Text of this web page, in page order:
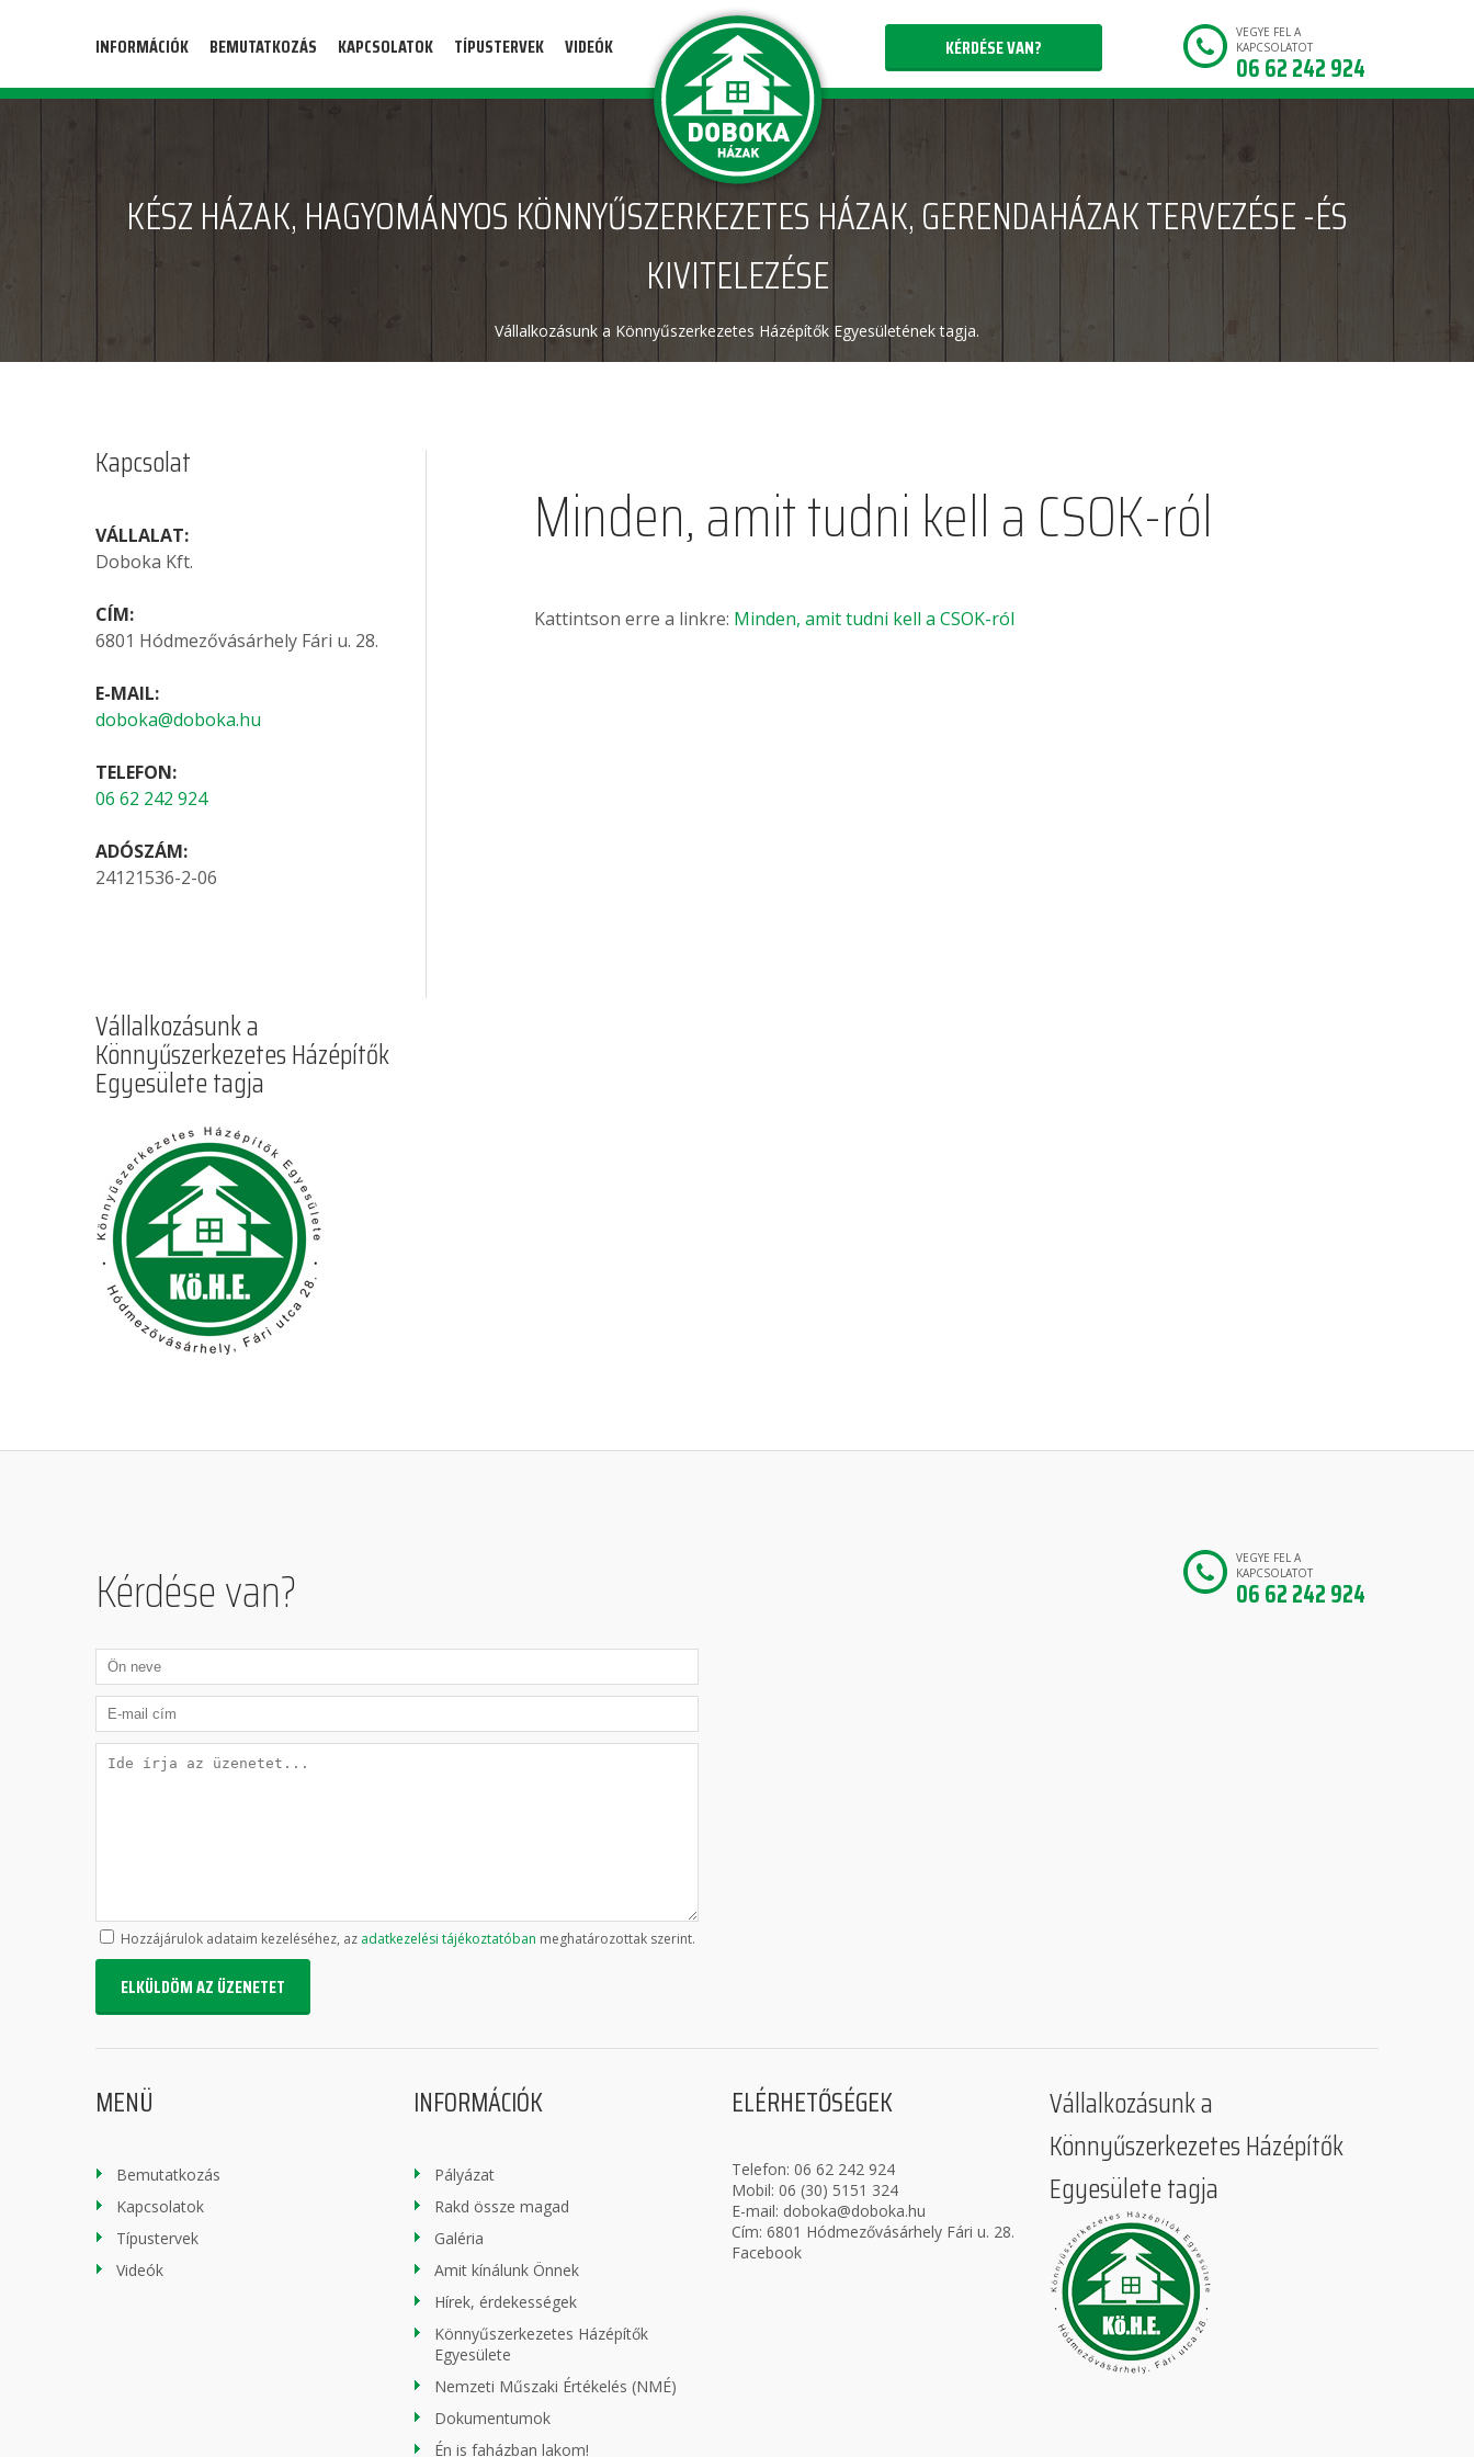
KÉRDÉSE VAN?
VEGYE FEL A
KAPCSOLATOT
06 62 242 924
INFORMÁCIÓK BEMUTATKOZÁS KAPCSOLATOK TÍPUSTERVEK VIDEÓK
KÉSZ HÁZAK, HAGYOMÁNYOS KÖNNYŰSZERKEZETES HÁZAK, GERENDAHÁZAK TERVEZÉSE -ÉS
KIVITELEZÉSE
Vállalkozásunk a Könnyűszerkezetes Házépítők Egyesületének tagja.
Kapcsolat
VÁLLALAT:
Doboka Kft.
CÍM:
6801 Hódmezővásárhely Fári u. 28.
E-MAIL:
doboka@doboka.hu
TELEFON:
06 62 242 924
ADÓSZÁM:
24121536-2-06
Vállalkozásunk a
Könnyűszerkezetes Házépítők
Egyesülete tagja
Minden, amit tudni kell a CSOK-ról
Kattintson erre a linkre: Minden, amit tudni kell a CSOK-ról
Kérdése van?
Hozzájárulok adataim kezeléséhez, az adatkezelési tájékoztatóban meghatározottak szerint.
ELKÜLDÖM AZ ÜZENETET
VEGYE FEL A
KAPCSOLATOT
06 62 242 924
MENÜ
Bemutatkozás
Kapcsolatok
Típustervek
Videók
INFORMÁCIÓK
Pályázat
Rakd össze magad
Galéria
Amit kínálunk Önnek
Hírek, érdekességek
Könnyűszerkezetes Házépítők
Egyesülete
Nemzeti Műszaki Értékelés (NMÉ)
Dokumentumok
Én is faházban lakom!
ELÉRHETŐSÉGEK
Telefon: 06 62 242 924
Mobil: 06 (30) 5151 324
E-mail: doboka@doboka.hu
Cím: 6801 Hódmezővásárhely Fári u. 28.
Facebook
Vállalkozásunk a
Könnyűszerkezetes Házépítők
Egyesülete tagja